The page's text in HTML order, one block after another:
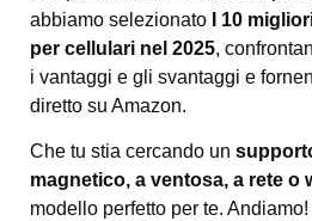
abbiamo selezionato
I 10
per cellulari nel 2025,
i vantaggi e gli svantaggi e
diretto su Amazon.
Che tu stia cercando un
magnetico, a ventosa, a rete o
modello perfetto per te. Andiamo!